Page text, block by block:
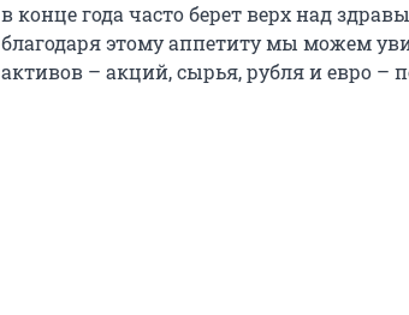
в конце года часто берет верх над
благодаря этому аппетиту мы можем
активов – акций, сырья, рубля и евро –